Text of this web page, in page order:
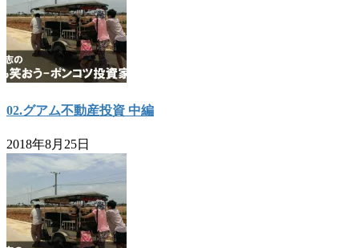
02.グアム不動産投資 中編
2018年8月25日